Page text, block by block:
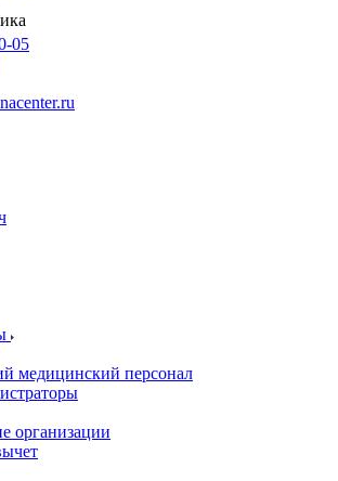
05
медицинский персонал
организации